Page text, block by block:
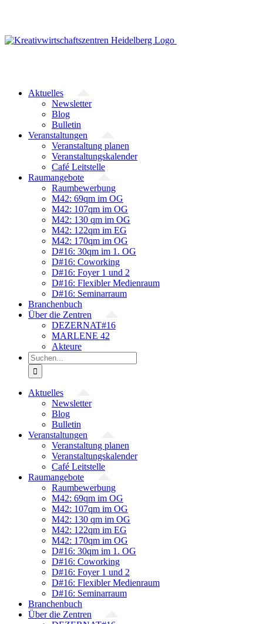
Aktuelles
Newsletter
Blog
Bulletin
Veranstaltungen
Veranstaltung planen
Veranstaltungskalender
Café Leitstelle
Raumangebote
Raumbewerbung
M42: 69qm im OG
M42: 107qm im OG
M42: 130 qm im OG
M42: 122qm im EG
M42: 170qm im OG
D#16: 30qm im 1. OG
D#16: Coworking
D#16: Foyer 1 und 2
D#16: Flexibler Medienraum
D#16: Seminarraum
Branchenbuch
Über die Zentren
DEZERNAT#16
MARLENE 42
Akteure
Suche
nach:
Aktuelles
Newsletter
Blog
Bulletin
Veranstaltungen
Veranstaltung planen
Veranstaltungskalender
Café Leitstelle
Raumangebote
Raumbewerbung
M42: 69qm im OG
M42: 107qm im OG
M42: 130 qm im OG
M42: 122qm im EG
M42: 170qm im OG
D#16: 30qm im 1. OG
D#16: Coworking
D#16: Foyer 1 und 2
D#16: Flexibler Medienraum
D#16: Seminarraum
Branchenbuch
Über die Zentren